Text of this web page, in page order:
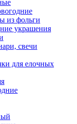
из фольги
украшения
свечи
для елочных